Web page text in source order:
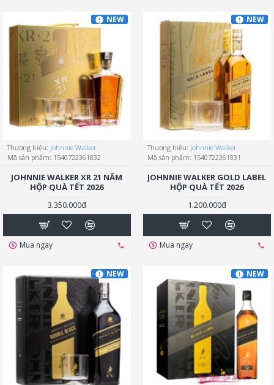
NEW
Thương hiệu: Johnnie Walker
Mã sản phẩm: 1540722361832
JOHNNIE WALKER XR 21 NĂM
HỘP QUÀ TẾT 2026
3.350.000đ
Mua ngay
NEW
Thương hiệu: Johnnie Walker
Mã sản phẩm: 1540722361831
JOHNNIE WALKER GOLD LABEL
HỘP QUÀ TẾT 2026
1.200.000đ
Mua ngay
NEW NEW